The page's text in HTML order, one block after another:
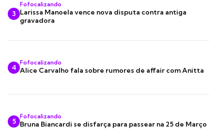
3
Fofocalizando
Larissa Manoela vence nova disputa contra antiga
gravadora
4
Fofocalizando
Alice Carvalho fala sobre rumores de affair com Anitta
5
Fofocalizando
Bruna Biancardi se disfarça para passear na 25 de Março